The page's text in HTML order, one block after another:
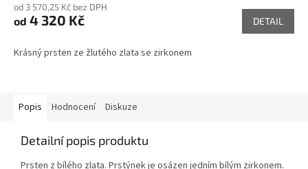
od 3 570,25 Kč bez DPH
od 4 320 Kč DETAIL
Krásný prsten ze žlutého zlata se zirkonem
Popis Hodnocení Diskuze
Detailní popis produktu
Prsten z bílého zlata. Prstýnek je osázen jedním bílým zirkonem.